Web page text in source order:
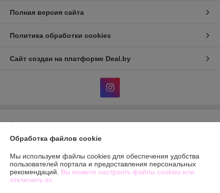
Полная версия сайта
Политика обработки cookies
Сайт создан на платформе Deal.by
Информация для покупателя
Юридическое лицо:Общество с ограниченной ответственностью
г. Минск, ул.Автомобилистов,4, пом.12
Регистрационный номер ЕГР: 193603144
Обработка файлов cookie
Мы используем файлы cookies для обеспечения удобства
пользователей портала и предоставления персональных
рекомендаций. Вы можете настроить файлы cookies или
отключить их.